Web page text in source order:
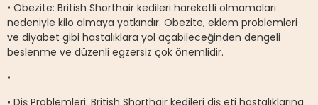
• Obezite: British Shorthair kedileri hareketli olmamaları
nedeniyle kilo almaya yatkındır. Obezite, eklem problemleri
ve diyabet gibi hastalıklara yol açabileceğinden dengeli
beslenme ve düzenli egzersiz çok önemlidir.
•